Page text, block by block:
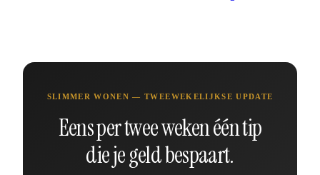
SLIMMER WONEN — TWEEWEKELIJKSE UPDATE
Eens per twee weken één tip
die je geld bespaart.